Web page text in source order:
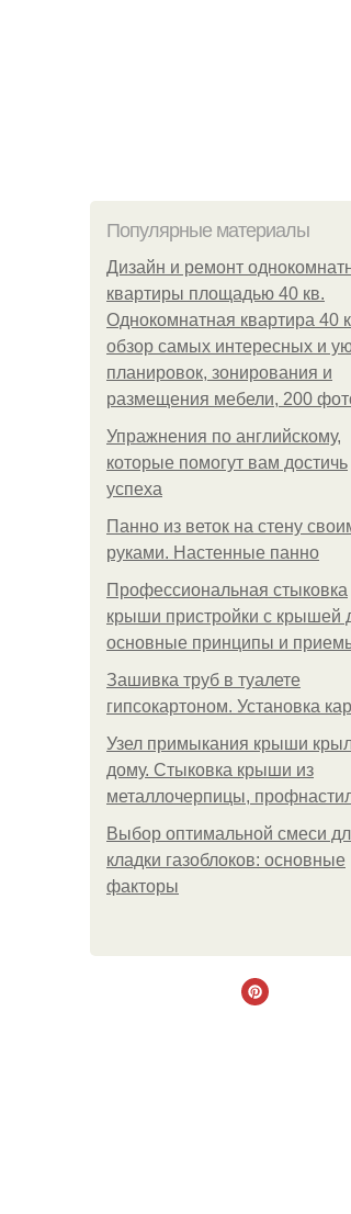
Популярные материалы
Дизайн и ремонт
квартиры площадью 40 кв.
Однокомнатная квартира 40
обзор самых интересных и
планировок, зонирования и
размещения мебели, 200
Упражнения по английскому,
которые помогут вам достичь
успеха
Панно из веток на стену
руками. Настенные панно
Профессиональная стыковка
крыши пристройки с крышей
основные принципы и
Зашивка труб в туалете
гипсокартоном. Установка
Узел примыкания крыши
дому. Стыковка крыши из
металлочерпицы,
Выбор оптимальной смеси
кладки газоблоков: основные
факторы